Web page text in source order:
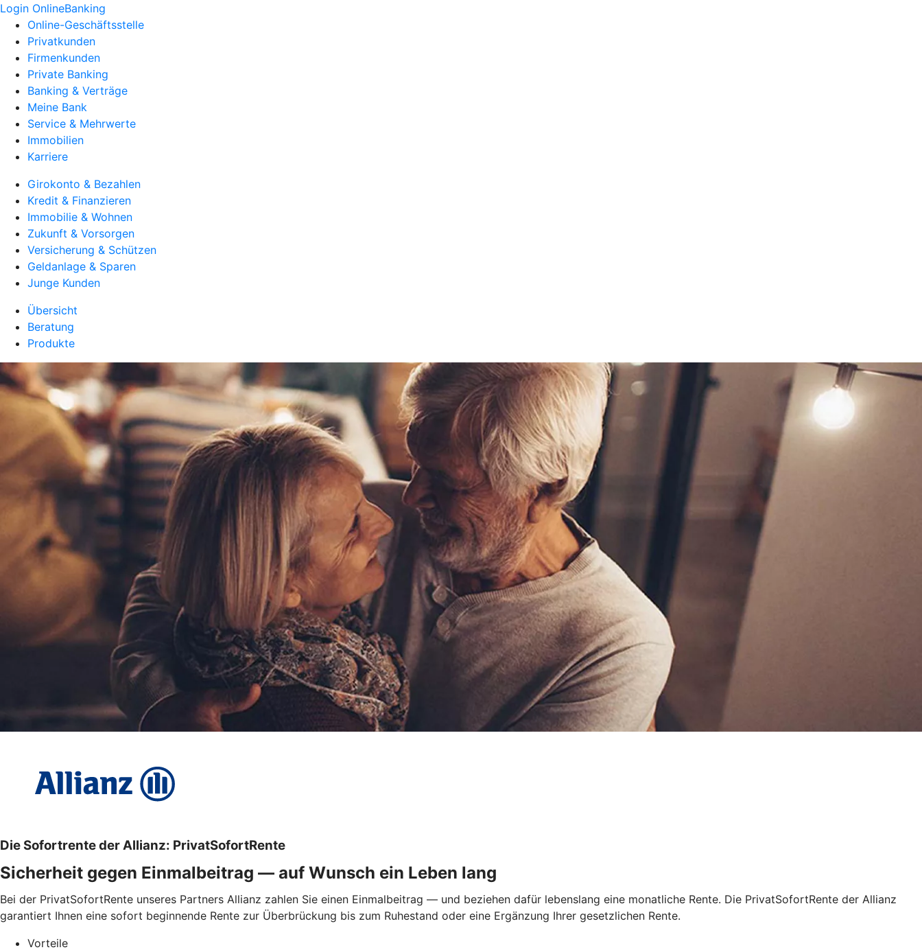
Login OnlineBanking
Online-Geschäftsstelle
Privatkunden
Firmenkunden
Private Banking
Banking & Verträge
Meine Bank
Service & Mehrwerte
Immobilien
Karriere
Girokonto & Bezahlen
Kredit & Finanzieren
Immobilie & Wohnen
Zukunft & Vorsorgen
Versicherung & Schützen
Geldanlage & Sparen
Junge Kunden
Übersicht
Beratung
Produkte
Die Sofortrente der Allianz: PrivatSofortRente
Sicherheit gegen Einmalbeitrag — auf Wunsch ein Leben lang
Bei der PrivatSofortRente unseres Partners Allianz zahlen Sie einen Einmalbeitrag — und beziehen dafür lebenslang eine monatliche Rente. Die PrivatSofortRente der Allianz
garantiert Ihnen eine sofort beginnende Rente zur Überbrückung bis zum Ruhestand oder eine Ergänzung Ihrer gesetzlichen Rente.
Vorteile